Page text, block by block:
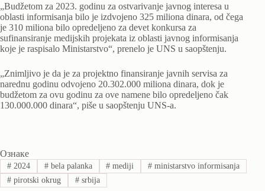
„Budžetom za 2023. godinu za ostvarivanje javnog interesa u
oblasti informisanja bilo je izdvojeno 325 miliona dinara, od čega
je 310 miliona bilo opredeljeno za devet konkursa za
sufinansiranje medijskih projekata iz oblasti javnog informisanja
koje je raspisalo Ministarstvo“, prenelo je UNS u saopštenju.
„Znimljivo je da je za projektno finansiranje javnih servisa za
narednu godinu odvojeno 20.302.000 miliona dinara, dok je
budžetom za ovu godinu za ove namene bilo opredeljeno čak
130.000.000 dinara“, piše u saopštenju UNS-a.
Ознаке
#2024 #bela palanka # mediji # ministarstvo informisanja
#pirotski okrug #srbija